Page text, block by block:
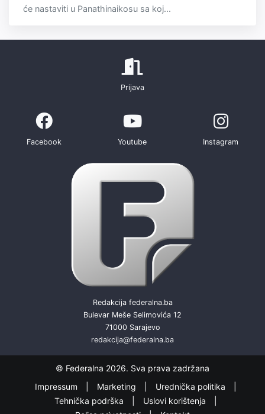
će nastaviti u Panathinaikosu sa koj...
Prijava
Facebook Youtube Instagram
Redakcija federalna.ba
Bulevar Meše Selimovića 12
71000 Sarajevo
redakcija@federalna.ba
© Federalna 2026. Sva prava zadržana
Impressum
Marketing
Urednička politika
Tehnička podrška
Uslovi korištenja